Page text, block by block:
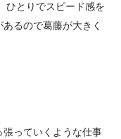
ひとりでスピード感を
るので葛藤が大きく
っていくような仕事